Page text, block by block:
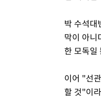
박 수석
막이 아니
한 모독일
이어 "선
할 것"이